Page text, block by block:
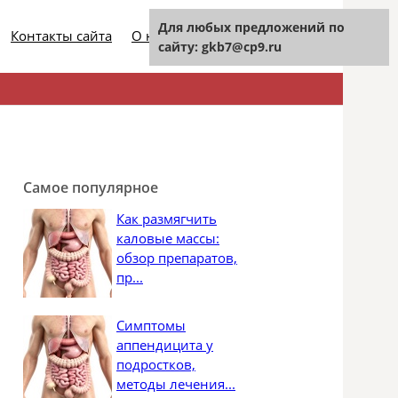
Контакты сайта О нашем проекте
Самое популярное
Как размягчить
каловые массы:
обзор препаратов,
пр...
Симптомы
аппендицита у
подростков,
методы лечения...
Для любых предложений по
сайту: gkb7@cp9.ru